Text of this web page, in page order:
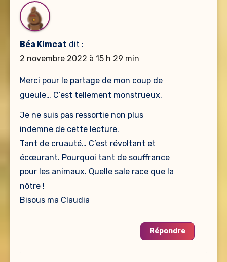
Béa Kimcat dit :
2 novembre 2022 à 15 h 29 min
Merci pour le partage de mon coup de
gueule… C’est tellement monstrueux.
Je ne suis pas ressortie non plus
indemne de cette lecture.
Tant de cruauté… C’est révoltant et
écœurant. Pourquoi tant de souffrance
pour les animaux. Quelle sale race que la
nôtre !
Bisous ma Claudia
Répondre